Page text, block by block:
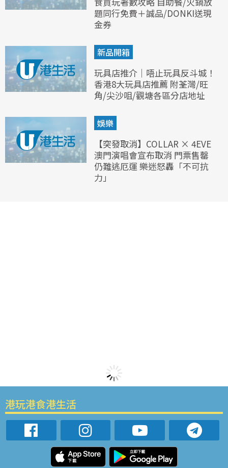
題同行免費＋誠品/DONKI送現
金券
新品開箱
玩具店推介｜唔止玩具反斗城！
香港8大玩具店推薦 附荃灣/旺
角/尖沙咀/觀塘各區分店地址
娛樂
【突發取消】COLLAR × 4EVE
澳門演唱會宣布取消 門票售罄
仍難逃厄運 樂迷怒轟「不可抗
力」
港玩港食港生活